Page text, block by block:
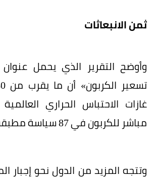
ثمن الانبعاثات
وأوضح التقرير الذي يحمل عنوان
غازات الاحتباس الحراري
مباشر للكربون في 87 سياسة مطبقة
وتتجه المزيد من الدول نحو إجبار